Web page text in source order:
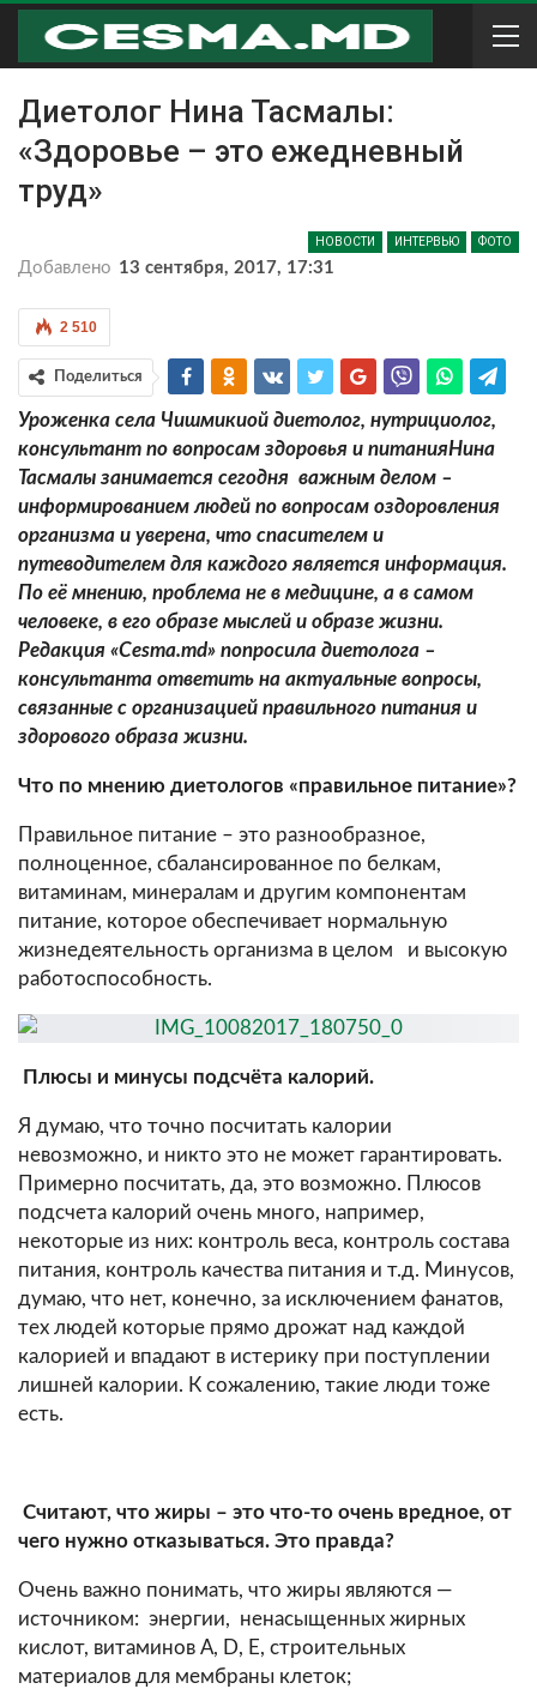
Диетолог Нина Тасмалы:
«Здоровье – это ежедневный
труд»
НОВОСТИ ИНТЕРВЬЮ ФОТО
Добавлено 13 сентября, 2017, 17:31
2 510
Поделиться
Уроженка села Чишмикиой диетолог, нутрициолог,
консультант по вопросам здоровья и питанияНина
Тасмалы занимается сегодня важным делом –
информированием людей по вопросам оздоровления
организма и уверена, что спасителем и
путеводителем для каждого является информация.
По её мнению, проблема не в медицине, а в самом
человеке, в его образе мыслей и образе жизни.
Редакция «Cesma.md» попросила диетолога –
консультанта ответить на актуальные вопросы,
связанные с организацией правильного питания и
здорового образа жизни.
Что по мнению диетологов «правильное питание»?
Правильное питание – это разнообразное,
полноценное, сбалансированное по белкам,
витаминам, минералам и другим компонентам
питание, которое обеспечивает нормальную
жизнедеятельность организма в целом и высокую
работоспособность.
Плюсы и минусы подсчёта калорий.
Я думаю, что точно посчитать калории
невозможно, и никто это не может гарантировать.
Примерно посчитать, да, это возможно. Плюсов
подсчета калорий очень много, например,
некоторые из них: контроль веса, контроль состава
питания, контроль качества питания и т.д. Минусов,
думаю, что нет, конечно, за исключением фанатов,
тех людей которые прямо дрожат над каждой
калорией и впадают в истерику при поступлении
лишней калории. К сожалению, такие люди тоже
есть.
Считают, что жиры – это что-то очень вредное, от
чего нужно отказываться. Это правда?
Очень важно понимать, что жиры являются —
источником: энергии, ненасыщенных жирных
кислот, витаминов А, D, E, строительных
материалов для мембраны клеток;